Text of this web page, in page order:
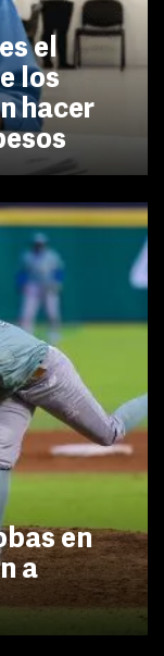
el
los
hacer
en
a